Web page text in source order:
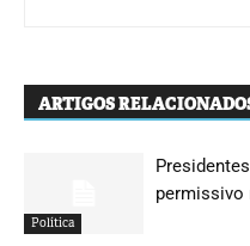
ARTIGOS
Política
permissivo